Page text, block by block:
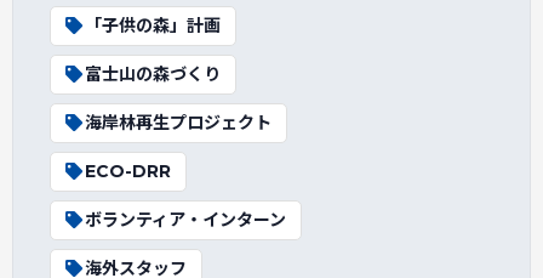
「子供の森」計画
富士山の森づくり
海岸林再生プロジェクト
ECO-DRR
ボランティア・インターン
海外スタッフ